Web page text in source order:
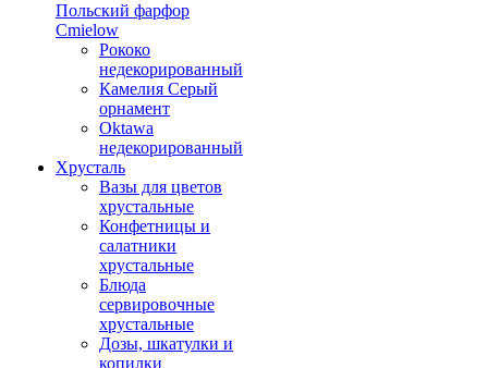
Польский фарфор
Сmielow
Рококо
недекорированный
Камелия Серый
орнамент
Oktawa
недекорированный
Хрусталь
Вазы для цветов
хрустальные
Конфетницы и
салатники
хрустальные
Блюда
сервировочные
хрустальные
Дозы, шкатулки и
копилки